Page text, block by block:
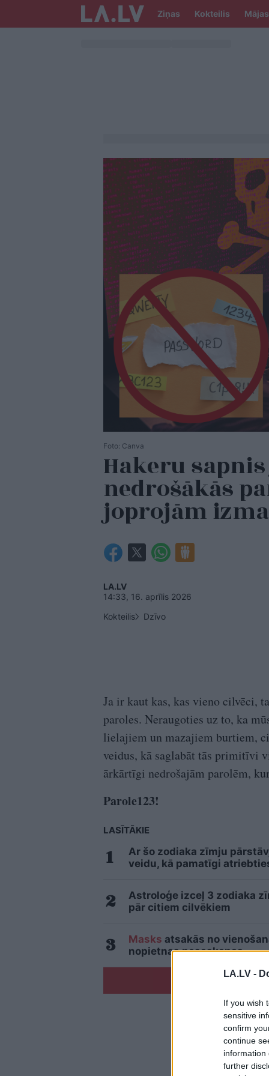
LA.LV -
If you wish
sensitive
confirm
continue
information
further
Ziņas Kokteilis Mājas
Foto: Canva
Hakeru
nedrošākās
joprojām
LA.LV
14:33, 16. aprīlis 2026
Kokteilis
Dzīvo
Ja ir kaut kas, kas vieno cilvēci,
paroles. Neraugoties uz to, ka
lielajiem un mazajiem burtiem,
veidus, kā saglabāt tās primitīvi
ārkārtīgi nedrošajām parolēm,
Parole123!
LASĪTĀKIE
Ar šo zodiaka zīmju
veidu, kā pamatīgi
Astroloģe izceļ 3 zodiaka
pār citiem cilvēkiem
Masks atsakās no
nopietnas nesaskaņas